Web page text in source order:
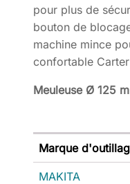
pour plus de
bouton de
machine mince
confortable
Meuleuse Ø 125
Marque
MAKITA